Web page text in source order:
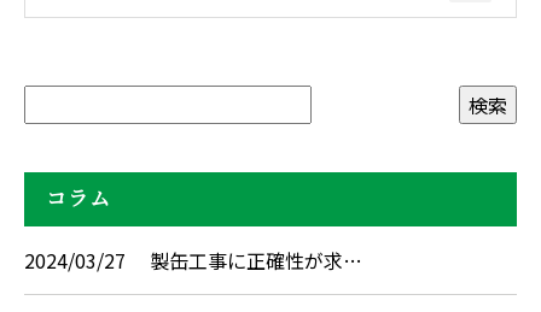
コラム
2024/03/27 製缶工事に正確性が求…